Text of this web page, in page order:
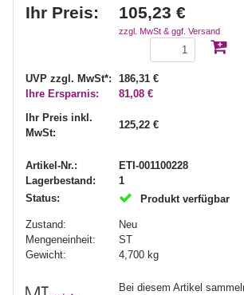
Ihr Preis: 105,23 €
zzgl. MwSt & ggf. Versand
UVP zzgl. MwSt*:
186,31 €
Ihre Ersparnis:
81,08 €
Ihr Preis inkl.
MwSt:
125,22 €
Artikel-Nr.:
ETI-001100228
Lagerbestand:
1
Status:
Produkt verfügbar
Zustand:
Neu
Mengeneinheit:
ST
Gewicht:
4,700 kg
Bei diesem Artikel